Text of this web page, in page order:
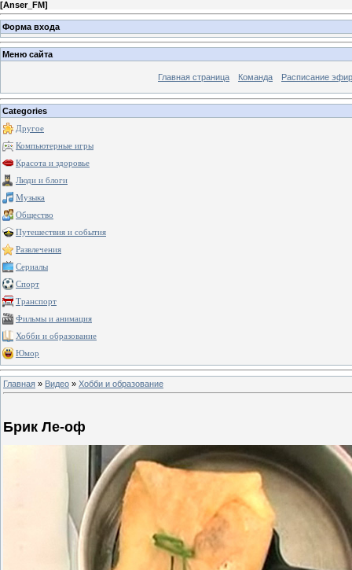
[Anser_FM]
Форма входа
Меню сайта
Главная страница Команда Расписание
Categories
Другое
Компьютерные игры
Красота и здоровье
Люди и блоги
Музыка
Общество
Путешествия и события
Развлечения
Сериалы
Спорт
Транспорт
Фильмы и анимация
Хобби и образование
Юмор
Главная » Видео » Хобби и образование
Брик Ле-оф